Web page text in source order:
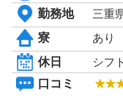
北海道
甲信越・北陸エリア
新潟県
富山県
石川県
福井県
勤務地 三重
寮 あり
休日 シフ
口コミ